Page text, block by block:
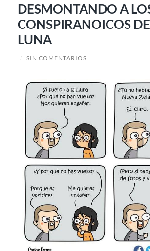
DESMONTANDO A
CONSPIRANOICOS
LUNA
/ SIN COMENTARIOS